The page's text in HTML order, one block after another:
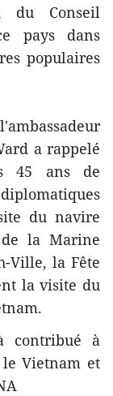
du Conseil
pays dans
populaires
a rappelé
45 ans de
du navire
la Marine
Ville, la Fête
la visite du
contribué à
Vietnam et